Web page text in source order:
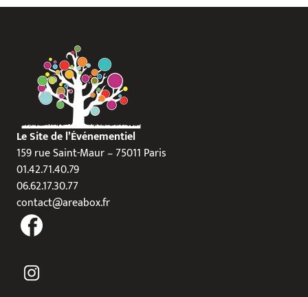
Le Site de l’Événementiel
159 rue Saint-Maur – 75011 Paris
01.42.71.40.79
06.62.17.30.77
contact@areabox.fr